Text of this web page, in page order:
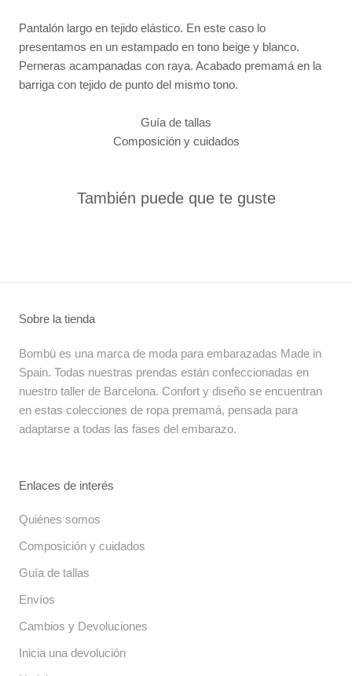
Pantalón largo en tejido elástico. En este caso lo
presentamos en un estampado en tono beige y blanco.
Perneras acampanadas con raya. Acabado premamá en la
barriga con tejido de punto del mismo tono.
Guía de tallas
Composición y cuidados
También puede que te guste
Sobre la tienda
Bombü es una marca de moda para embarazadas Made in
Spain. Todas nuestras prendas están confeccionadas en
nuestro taller de Barcelona. Confort y diseño se encuentran
en estas colecciones de ropa premamá, pensada para
adaptarse a todas las fases del embarazo.
Enlaces de interés
Quiénes somos
Composición y cuidados
Guía de tallas
Envíos
Cambios y Devoluciones
Inicia una devolución